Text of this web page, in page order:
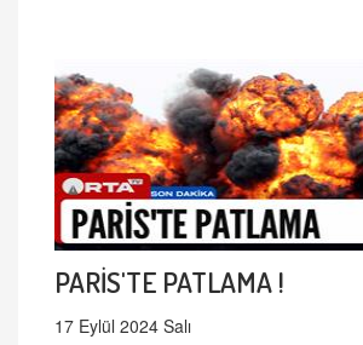
PARİS'TE PATLAMA !
17 Eylül 2024 Salı